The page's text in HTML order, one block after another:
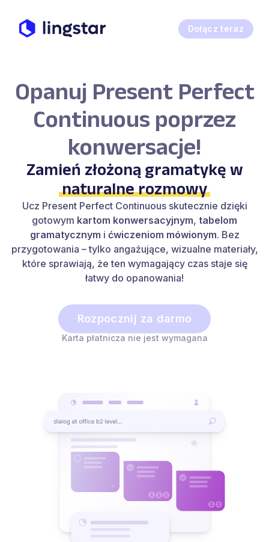
Dołącz teraz
Opanuj Present Perfect
Continuous poprzez
konwersacje!
Zamień złożoną gramatykę w
naturalne rozmowy
Ucz Present Perfect Continuous skutecznie dzięki
gotowym kartom konwersacyjnym, tabelom
gramatycznym i ćwiczeniom mówionym. Bez
przygotowania – tylko angażujące, wizualne materiały,
które sprawiają, że ten wymagający czas staje się
łatwy do opanowania!
Rozpocznij za darmo
Karta płatnicza nie jest wymagana